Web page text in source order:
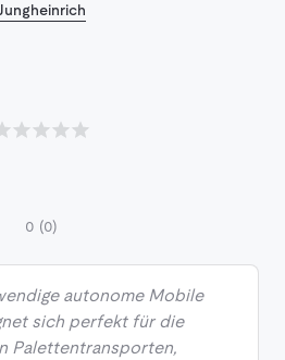
0 (0)
autonome Mobile
sich perfekt für die
Palettentransporten,